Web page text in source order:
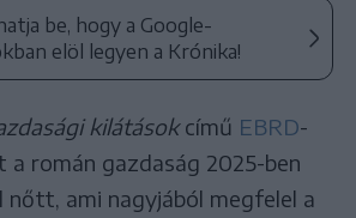
be, hogy a Google-
elöl legyen a Krónika!
kilátásokcímű EBRD-
a román gazdaság 2025-ben
nőtt, ami nagyjából megfelel a